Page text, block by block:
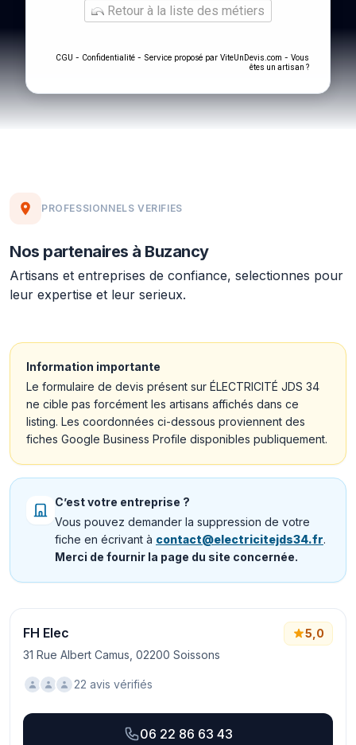
Retour à la liste des métiers
CGU - Confidentialité - Service proposé par ViteUnDevis.com - Vous
êtes un artisan ?
PROFESSIONNELS VERIFIES
Nos partenaires à Buzancy
Artisans et entreprises de confiance, selectionnes pour
leur expertise et leur serieux.
Information importante
Le formulaire de devis présent sur ÉLECTRICITÉ JDS 34
ne cible pas forcément les artisans affichés dans ce
listing. Les coordonnées ci-dessous proviennent des
fiches Google Business Profile disponibles publiquement.
C’est votre entreprise ?
Vous pouvez demander la suppression de votre
fiche en écrivant à contact@electricitejds34.fr.
Merci de fournir la page du site concernée.
FH Elec
31 Rue Albert Camus, 02200 Soissons
5,0
22 avis vérifiés
06 22 86 63 43